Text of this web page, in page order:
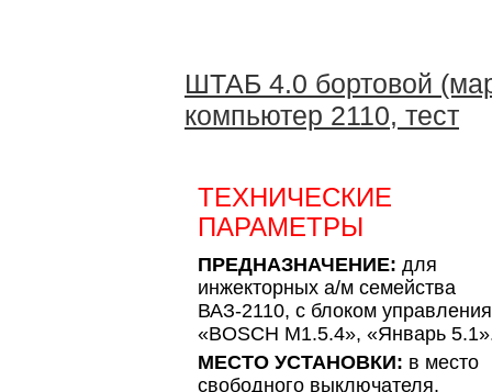
ШТАБ 4.0 бортовой
компьютер 2110, тест
ТЕХНИЧЕСКИЕ
ПАРАМЕТРЫ
ПРЕДНАЗНАЧЕНИЕ: для
инжекторных а/м семейства
ВАЗ-2110, с блоком управления
«BOSCH M1.5.4», «Январь
МЕСТО УСТАНОВКИ: в место
свободного выключателя.